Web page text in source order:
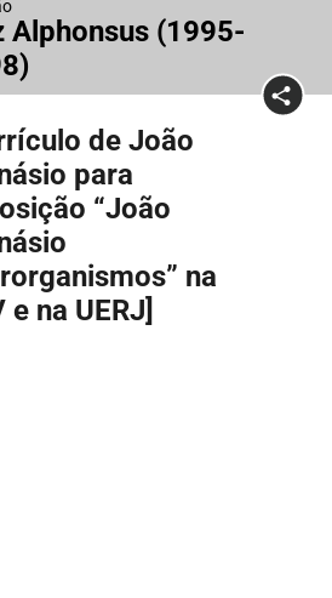
Alphonsus (1995-
de João
para
“João
na
e na UERJ]